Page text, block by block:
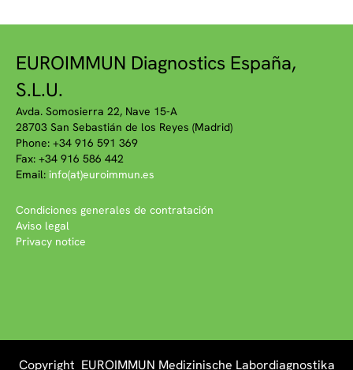
EUROIMMUN Diagnostics España,
S.L.U.
Avda. Somosierra 22, Nave 15-A
28703 San Sebastián de los Reyes (Madrid)
Phone: +34 916 591 369
Fax: +34 916 586 442
Email: info(at)euroimmun.es
Condiciones generales de contratación
Aviso legal
Privacy notice
Copyright EUROIMMUN Medizinische Labordiagnostika